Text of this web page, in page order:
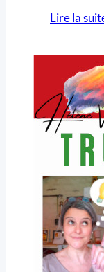
Lire la